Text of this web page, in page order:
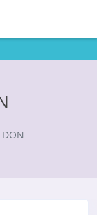
DON